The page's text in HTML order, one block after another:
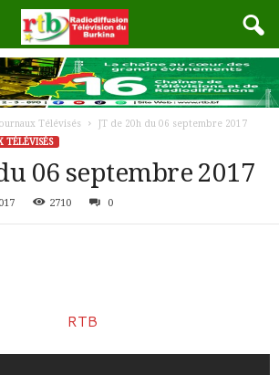
Télévisés
JT de 20h du 06 septembre 2017
TÉLÉVISÉS
06 septembre 2017
2710 0